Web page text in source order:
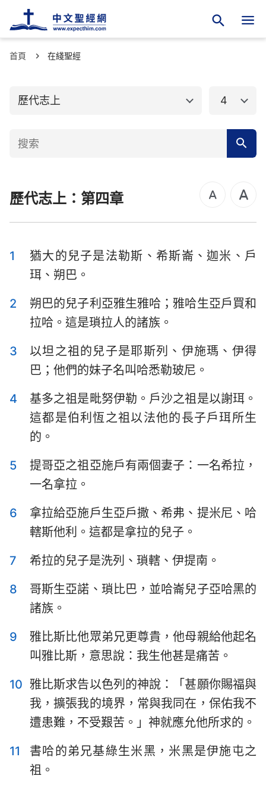
首頁 在綫聖經
歷代志上
舊約聖經
創世記
申命記
撒母耳記上
歷代志上 歷代志下
以斯拉記
以斯帖記 約伯記
傳道書 雅歌
耶利米哀歌 以西結書
但以理書
約珥書 阿摩司書
俄巴底亞書
彌迦書 那鴻書
哈該書 撒迦利亞書
瑪拉基書
4
歷代志上：第四章
1
猶大的兒子是法勒斯、希斯崙、迦米、戶
珥、朔巴。
2
朔巴的兒子利亞雅生雅哈；雅哈生亞戶買和
拉哈。這是瑣拉人的諸族。
3
以坦之祖的兒子是耶斯列、伊施瑪、伊得
巴；他們的妹子名叫哈悉勒玻尼。
4
基多之祖是毗努伊勒。戶沙之祖是以謝珥。
這都是伯利恆之祖以法他的長子戶珥所生
的。
5
提哥亞之祖亞施戶有兩個妻子：一名希拉，
一名拿拉。
6
拿拉給亞施戶生亞戶撒、希弗、提米尼、哈
轄斯他利。這都是拿拉的兒子。
7
希拉的兒子是洗列、瑣轄、伊提南。
8
哥斯生亞諾、瑣比巴，並哈崙兒子亞哈黑的
諸族。
9
雅比斯比他眾弟兄更尊貴，他母親給他起名
叫雅比斯，意思說：我生他甚是痛苦。
10 雅比斯求告以色列的神說：「甚願你賜福與
我，擴張我的境界，常與我同在，保佑我不
遭患難，不受艱苦。」神就應允他所求的。
11
書哈的弟兄基綠生米黑，米黑是伊施屯之
祖。